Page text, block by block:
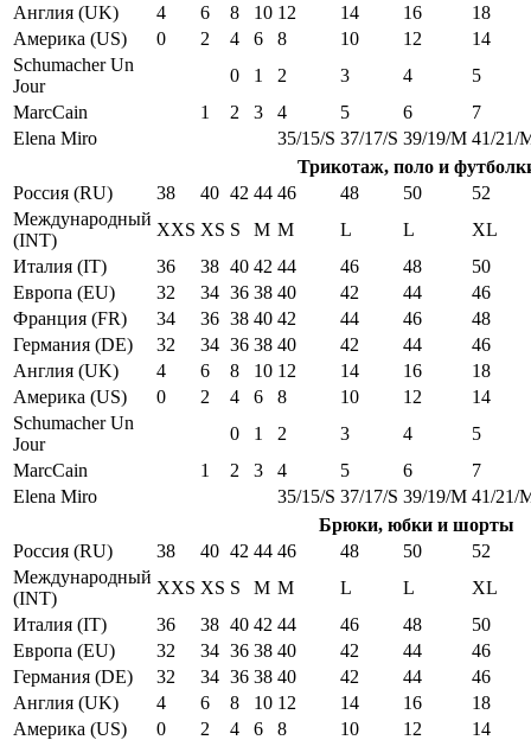
Англия (UK)
4 6 8 10 12 14 16
18
Америка (US)
0 2 4 6 8 10 12
14
Schumacher Un
Jour
0 1 2 3 4
5
MarcCain
1 2 3 4 5 6
7
Elena Miro
35/15/S 37/17/S 39/19/M 41/21/
Трикотаж, поло и
Россия (RU)
38 40 42 44 46 48 50
52
Международный
(INT)
XXS XS S M M L L
XL
Италия (IT)
36 38 40 42 44 46 48
50
Европа (EU)
32 34 36 38 40 42 44
46
Франция (FR)
34 36 38 40 42 44 46
48
Германия (DE)
32 34 36 38 40 42 44
46
Англия (UK)
4 6 8 10 12 14 16
18
Америка (US)
0 2 4 6 8 10 12
14
Schumacher Un
Jour
0 1 2 3 4
5
MarcCain
1 2 3 4 5 6
7
Elena Miro
35/15/S 37/17/S 39/19/M 41/21/
Брюки, юбки и шорты
Россия (RU)
38 40 42 44 46 48 50
52
Международный
(INT)
XXS XS S M M L L
XL
Италия (IT)
36 38 40 42 44 46 48
50
Европа (EU)
32 34 36 38 40 42 44
46
Германия (DE)
32 34 36 38 40 42 44
46
Англия (UK)
4 6 8 10 12 14 16
18
Америка (US)
0 2 4 6 8 10 12
14